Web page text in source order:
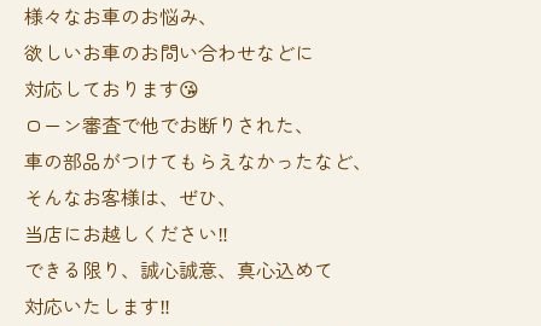
様々なお車のお悩み、
欲しいお車のお問い合わせなどに
対応しております😘
ローン審査で他でお断りされた、
車の部品がつけてもらえなかったなど、
そんなお客様は、ぜひ、
当店にお越しください‼️
できる限り、誠心誠意、真心込めて
対応いたします‼️